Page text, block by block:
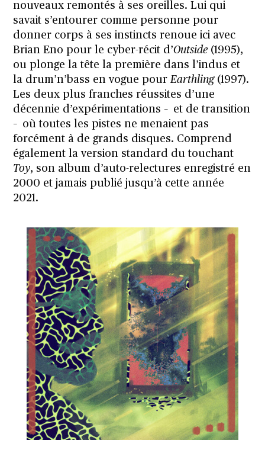
nouveaux remontés à ses oreilles. Lui qui
savait s’entourer comme personne pour
donner corps à ses instincts renoue ici avec
Brian Eno pour le cyber-récit d’Outside(1995),
ou plonge la tête la première dans l’indus et
la drum’n’bass en vogue pourEarthling(1997).
Les deux plus franches réussites d’une
décennie d’expérimentations – et de transition
– où toutes les pistes ne menaient pas
forcément à de grands disques. Comprend
également la version standard du touchant
Toy, son album d’auto-relectures enregistré en
2000 et jamais publié jusqu’à cette année
2021.